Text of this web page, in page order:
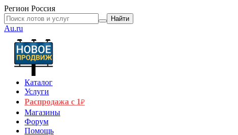
Регион Россия
Найти
Au.ru
Каталог
Услуги
Распродажа с 1₽
Магазины
Форум
Помощь